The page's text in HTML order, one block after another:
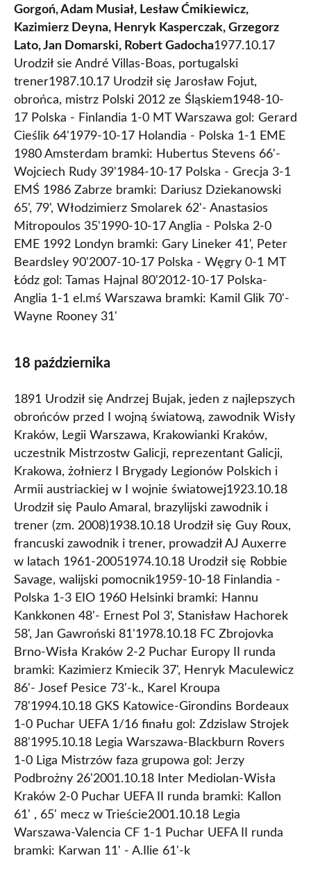
Gorgoń, Adam Musiał, Lesław Ćmikiewicz,
Kazimierz Deyna, Henryk Kasperczak, Grzegorz
Lato, Jan Domarski, Robert Gadocha1977.10.17
Urodził sie André Villas-Boas, portugalski
trener1987.10.17 Urodził się Jarosław Fojut,
obrońca, mistrz Polski 2012 ze Śląskiem1948-10-
17 Polska - Finlandia 1-0 MT Warszawa gol: Gerard
Cieślik 64'1979-10-17 Holandia - Polska 1-1 EME
1980 Amsterdam bramki: Hubertus Stevens 66'-
Wojciech Rudy 39'1984-10-17 Polska - Grecja 3-1
EMŚ 1986 Zabrze bramki: Dariusz Dziekanowski
65', 79', Włodzimierz Smolarek 62'- Anastasios
Mitropoulos 35'1990-10-17 Anglia - Polska 2-0
EME 1992 Londyn bramki: Gary Lineker 41', Peter
Beardsley 90'2007-10-17 Polska - Węgry 0-1 MT
Łódz gol: Tamas Hajnal 80'2012-10-17 Polska-
Anglia 1-1 el.mś Warszawa bramki: Kamil Glik 70'-
Wayne Rooney 31'
18 października
1891 Urodził się Andrzej Bujak, jeden z najlepszych
obrońców przed I wojną światową, zawodnik Wisły
Kraków, Legii Warszawa, Krakowianki Kraków,
uczestnik Mistrzostw Galicji, reprezentant Galicji,
Krakowa, żołnierz I Brygady Legionów Polskich i
Armii austriackiej w I wojnie światowej1923.10.18
Urodził się Paulo Amaral, brazylijski zawodnik i
trener (zm. 2008)1938.10.18 Urodził się Guy Roux,
francuski zawodnik i trener, prowadził AJ Auxerre
w latach 1961-20051974.10.18 Urodził się Robbie
Savage, walijski pomocnik1959-10-18 Finlandia -
Polska 1-3 EIO 1960 Helsinki bramki: Hannu
Kankkonen 48'- Ernest Pol 3', Stanisław Hachorek
58', Jan Gawroński 81'1978.10.18 FC Zbrojovka
Brno-Wisła Kraków 2-2 Puchar Europy II runda
bramki: Kazimierz Kmiecik 37', Henryk Maculewicz
86'- Josef Pesice 73'-k., Karel Kroupa
78'1994.10.18 GKS Katowice-Girondins Bordeaux
1-0 Puchar UEFA 1/16 finału gol: Zdzislaw Strojek
88'1995.10.18 Legia Warszawa-Blackburn Rovers
1-0 Liga Mistrzów faza grupowa gol: Jerzy
Podbrożny 26'2001.10.18 Inter Mediolan-Wisła
Kraków 2-0 Puchar UEFA II runda bramki: Kallon
61' , 65' mecz w Trieście2001.10.18 Legia
Warszawa-Valencia CF 1-1 Puchar UEFA II runda
bramki: Karwan 11' - A.Ilie 61'-k